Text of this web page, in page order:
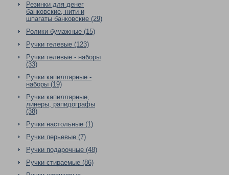
Резинки для денег
банковские, нити и
шпагаты банковские (29)
Ролики бумажные (15)
Ручки гелевые (123)
Ручки гелевые - наборы
(33)
Ручки капиллярные -
наборы (19)
Ручки капиллярные,
линеры, рапидографы
(38)
Ручки настольные (1)
Ручки перьевые (7)
Ручки подарочные (48)
Ручки стираемые (86)